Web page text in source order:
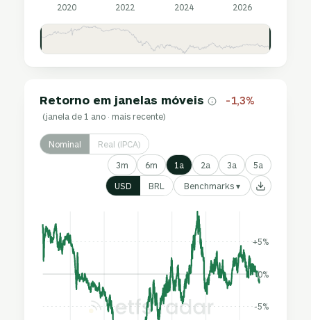
2020 2022 2024 2026
Retorno em janelas móveis -1,3%
(janela de 1 ano · mais recente)
Nominal Real (IPCA)
3m 6m 1a 2a 3a 5a
USD BRL Benchmarks ▾
-5%
0%
+5%